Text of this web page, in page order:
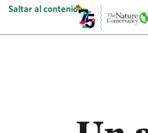
Saltar al contenido